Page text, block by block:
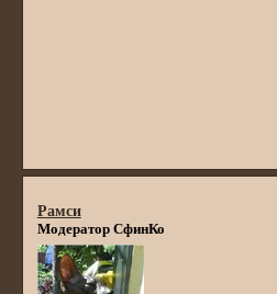
Рамси
Модератор СфинКо